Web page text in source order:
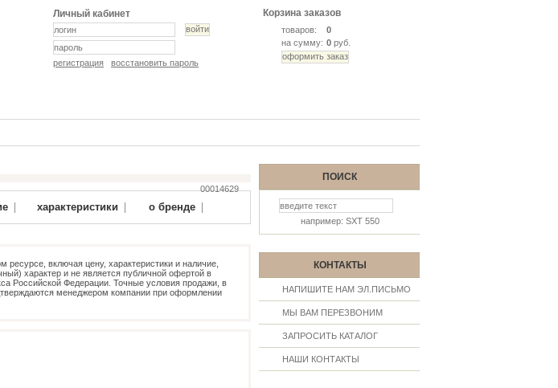
Личный кабинет
регистрация восстановить пароль
Корзина заказов
товаров:
0
на сумму: 0 руб.
00014629
| характеристики | о бренде |
включая цену, характеристики и наличие,
характер и не является публичной офертой в
Российской Федерации. Точные условия продажи, в
менеджером компании при оформлении
ПОИСК
например: SXT 550
КОНТАКТЫ
НАПИШИТЕ НАМ ЭЛ.ПИСЬМО
МЫ ВАМ ПЕРЕЗВОНИМ
ЗАПРОСИТЬ КАТАЛОГ
НАШИ КОНТАКТЫ